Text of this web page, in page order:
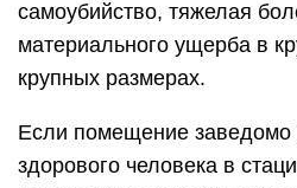
самоубийство, тяжелая
материального ущерба в
крупных размерах.
Если помещение заведомо
здорового человека в